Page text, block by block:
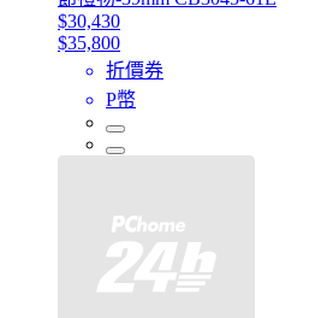
$30,430
$35,800
折價券
P幣